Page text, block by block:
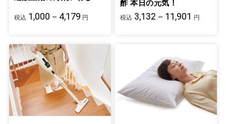
税込 1,000－4,179 円
酢 本日の元気！
税込 3,132－11,901 円